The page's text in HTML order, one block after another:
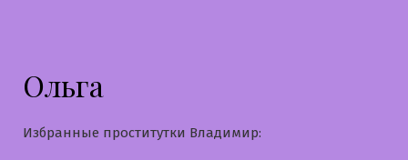
Ольга
Избранные проститутки Владимир: